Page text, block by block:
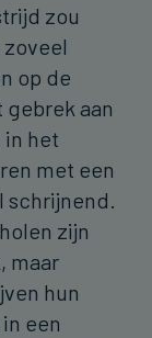
zou
op de
aan
het
met een
zijn
maar
hun
een